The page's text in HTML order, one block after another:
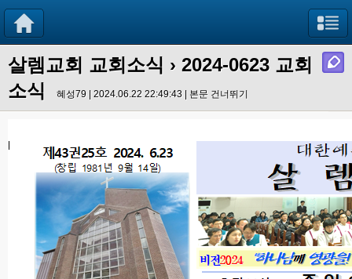
살렘교회 교회소식 › 2024-0623 교회
소식
혜성79 | 2024.06.22 22:49:43 | 본문 건너뛰기